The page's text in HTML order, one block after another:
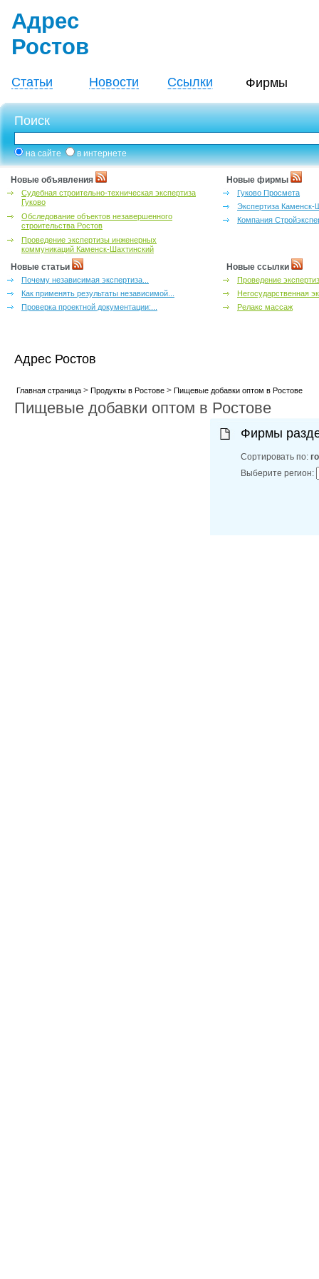
Адрес
Ростов
Статьи Новости Ссылки Фирмы
Поиск
на сайте в интернете
Новые объявления
Судебная строительно-техническая экспертиза
Гуково
Обследование объектов незавершенного
строительства Ростов
Проведение экспертизы инженерных
коммуникаций Каменск-Шахтинский
Новые фирмы
Гуково Просмета
Экспертиза Каменск-
Компания
Новые статьи
Почему независимая экспертиза...
Как применять результаты независимой...
Проверка проектной документации:...
Новые ссылки
Проведение
Негосударственная
Релакс массаж
Адрес Ростов
Главная страница> Продукты в Ростове> Пищевые добавки оптом в Ростове
Пищевые добавки оптом в Ростове
Фирмы
Сортировать по:
Выберите регион: